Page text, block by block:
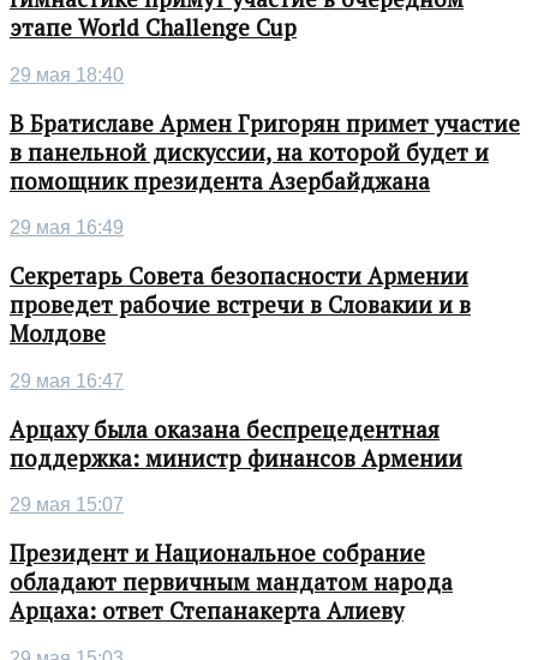
этапе World Challenge Cup
29 мая 18:40
В Братиславе Армен Григорян примет участие
в панельной дискуссии, на которой будет и
помощник президента Азербайджана
29 мая 16:49
Секретарь Совета безопасности Армении
проведет рабочие встречи в Словакии и в
Молдове
29 мая 16:47
Арцаху была оказана беспрецедентная
поддержка: министр финансов Армении
29 мая 15:07
Президент и Национальное собрание
обладают первичным мандатом народа
Арцаха: ответ Степанакерта Алиеву